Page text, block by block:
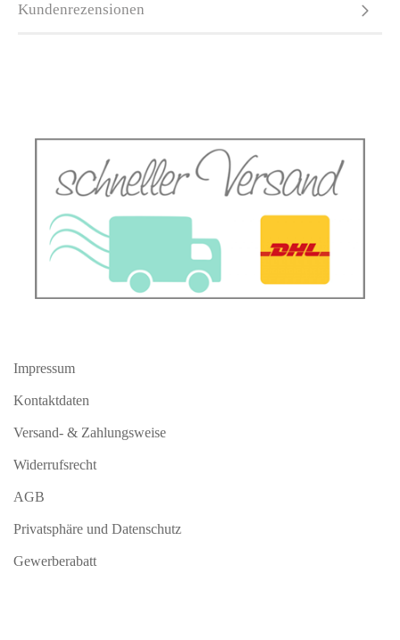
Kundenrezensionen
Impressum
Kontaktdaten
Versand- & Zahlungsweise
Widerrufsrecht
AGB
Privatsphäre und Datenschutz
Gewerberabatt